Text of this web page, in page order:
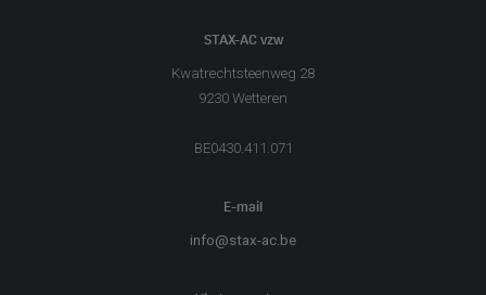
STAX-AC vzw
Kwatrechtsteenweg 28
9230 Wetteren
BE0430.411.071
E-mail
info@stax-ac.be